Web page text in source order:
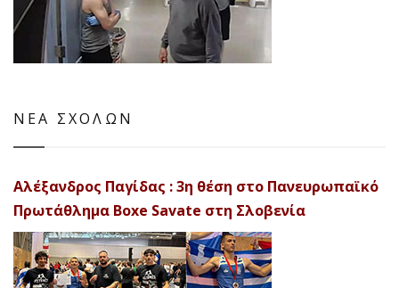
ΝΕΑ ΣΧΟΛΩΝ
Αλέξανδρος Παγίδας : 3η θέση στο Πανευρωπαϊκό
Πρωτάθλημα Boxe Savate στη Σλοβενία